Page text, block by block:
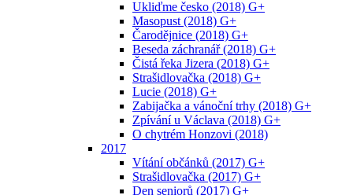
Ukliďme česko (2018) G+
Masopust (2018) G+
Čarodějnice (2018) G+
Beseda záchranář (2018) G+
Čistá řeka Jizera (2018) G+
Strašidlovačka (2018) G+
Lucie (2018) G+
Zabijačka a vánoční trhy (2018) G+
Zpívání u Václava (2018) G+
O chytrém Honzovi (2018)
2017
Vítání občánků (2017) G+
Strašidlovačka (2017) G+
Den seniorů (2017) G+